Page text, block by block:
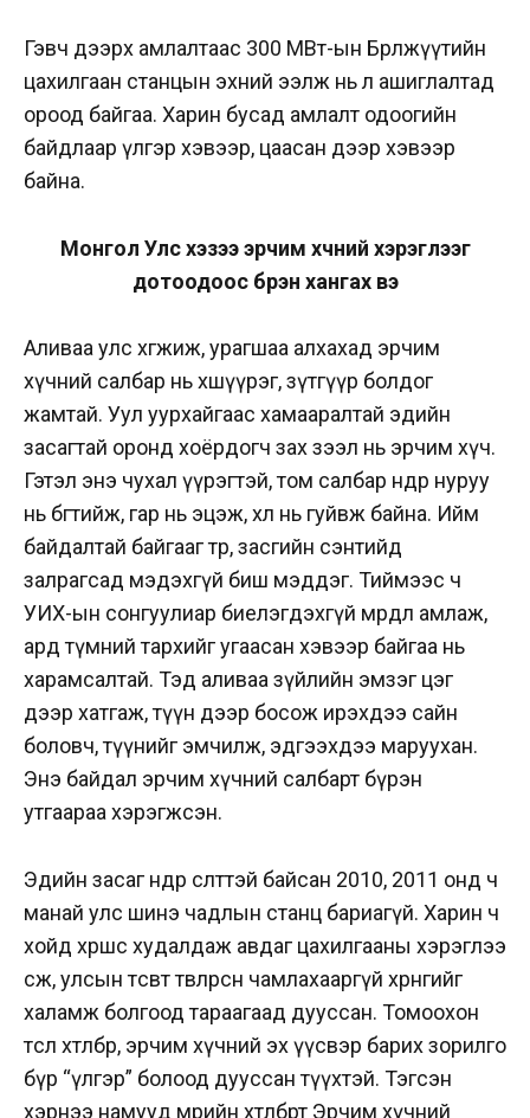
Гэвч дээрх амлалтаас 300 МВт-ын Бөөрөлжүүтийн
цахилгаан станцын эхний ээлж нь л ашиглалтад
ороод байгаа. Харин бусад амлалт одоогийн
байдлаар үлгэр хэвээр, цаасан дээр хэвээр
байна.
Монгол Улс хэзээ эрчим хүчний хэрэглээг
дотоодоос бүрэн хангах вэ
Аливаа улс хөгжиж, урагшаа алхахад эрчим
хүчний салбар нь хөшүүрэг, зүтгүүр болдог
жамтай. Уул уурхайгаас хамааралтай эдийн
засагтай оронд хоёрдогч зах зээл нь эрчим хүч.
Гэтэл энэ чухал үүрэгтэй, том салбар өнөөдөр нуруу
нь бөгтийж, гар нь эцэж, хөл нь гуйвж байна. Ийм
байдалтай байгааг төр, засгийн сэнтийд
залрагсад мэдэхгүй биш мэддэг. Тиймээс ч
УИХ-ын сонгуулиар биелэгдэхгүй мөрөөдөл амлаж,
ард түмний тархийг угаасан хэвээр байгаа нь
харамсалтай. Тэд аливаа зүйлийн эмзэг цэг
дээр хатгаж, түүн дээр босож ирэхдээ сайн
боловч, түүнийг эмчилж, эдгээхдээ маруухан.
Энэ байдал эрчим хүчний салбарт бүрэн
утгаараа хэрэгжсэн.
Эдийн засаг өндөр өсөлттэй байсан 2010, 2011 онд ч
манай улс шинэ чадлын станц бариагүй. Харин ч
хойд хөршөөс худалдаж авдаг цахилгааны хэрэглээ
өсөж, улсын төсөвт төвлөрсөн чамлахааргүй хөрөнгийг
халамж болгоод тараагаад дууссан. Томоохон
төсөл хөтөлбөр, эрчим хүчний эх үүсвэр барих зорилго
бүр “үлгэр” болоод дууссан түүхтэй. Тэгсэн
хэрнээ намууд мөрийн хөтөлбөртөө Эрчим хүчний